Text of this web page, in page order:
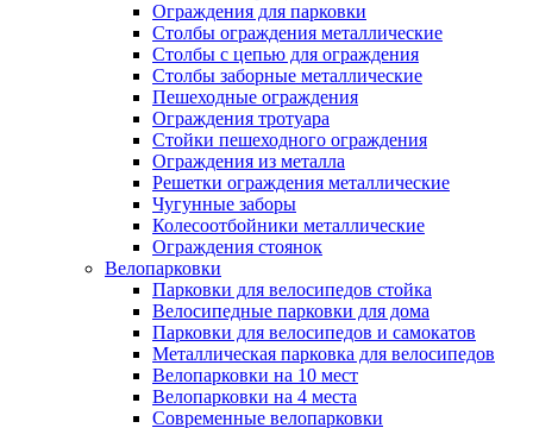
Ограждения для парковки
Столбы ограждения металлические
Столбы с цепью для ограждения
Столбы заборные металлические
Пешеходные ограждения
Ограждения тротуара
Стойки пешеходного ограждения
Ограждения из металла
Решетки ограждения металлические
Чугунные заборы
Колесоотбойники металлические
Ограждения стоянок
Велопарковки
Парковки для велосипедов стойка
Велосипедные парковки для дома
Парковки для велосипедов и самокатов
Металлическая парковка для велосипедов
Велопарковки на 10 мест
Велопарковки на 4 места
Современные велопарковки